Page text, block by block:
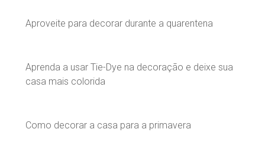
Aproveite para decorar durante a quarentena
Aprenda a usar Tie-Dye na decoração e deixe sua
casa mais colorida
Como decorar a casa para a primavera